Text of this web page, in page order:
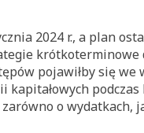
2024 r., a plan
krótkoterminowe
pojawiłby się we
kapitałowych
o wydatkach,